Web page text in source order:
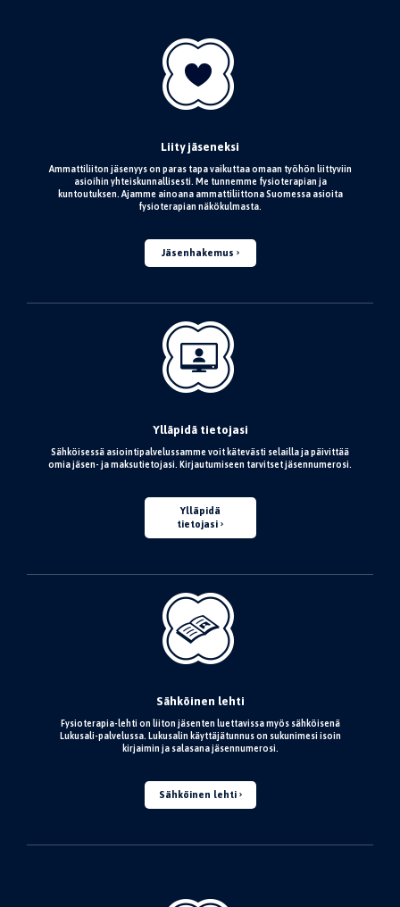
Liity jäseneksi
Ammattiliiton jäsenyys on paras tapa vaikuttaa omaan työhön liittyviin
asioihin yhteiskunnallisesti. Me tunnemme fysioterapian ja
kuntoutuksen. Ajamme ainoana ammattiliittona Suomessa asioita
fysioterapian näkökulmasta.
Jäsenhakemus
Ylläpidä tietojasi
Sähköisessä asiointipalvelussamme voit kätevästi selailla ja päivittää
omia jäsen- ja maksutietojasi. Kirjautumiseen tarvitset jäsennumerosi.
Ylläpidä
tietojasi
Sähköinen lehti
Fysioterapia-lehti on liiton jäsenten luettavissa myös sähköisenä
Lukusali-palvelussa. Lukusalin käyttäjätunnus on sukunimesi isoin
kirjaimin ja salasana jäsennumerosi.
Sähköinen lehti